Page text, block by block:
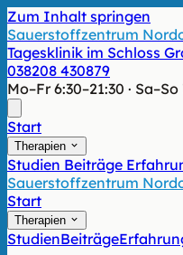
Zum Inhalt springen
Sauerstoffzentrum
Tagesklinik im Schloss
038208 430879
Mo–Fr 6:30–21:30 ·
Start
Therapien
Studien Beiträge
Sauerstoffzentrum
Start
Therapien
StudienBeiträge